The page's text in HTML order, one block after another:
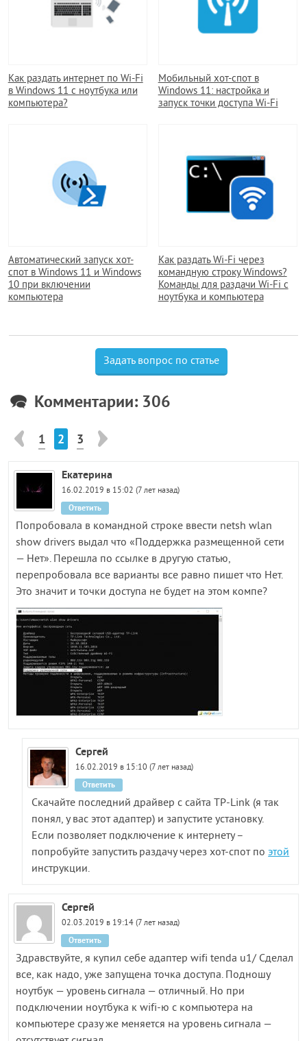
Как раздать интернет по Wi-Fi
в Windows 11 с ноутбука или
компьютера?
Мобильный хот-спот в
Windows 11: настройка и
запуск точки доступа Wi-Fi
Автоматический запуск хот-
спот в Windows 11 и Windows
10 при включении
компьютера
Как раздать Wi-Fi через
командную строку Windows?
Команды для раздачи Wi-Fi с
ноутбука и компьютера
Задать вопрос по статье
Комментарии: 306
1 2 3
Екатерина
16.02.2019 в 15:02 (7 лет назад)
Попробовала в командной строке ввести netsh wlan
show drivers выдал что «Поддержка размещенной сети
— Нет». Перешла по ссылке в другую статью,
перепробовала все варианты все равно пишет что Нет.
Это значит и точки доступа не будет на этом компе?
Ответить
Сергей
16.02.2019 в 15:10 (7 лет назад)
Скачайте последний драйвер с сайта TP-Link (я так
понял, у вас этот адаптер) и запустите установку.
Если позволяет подключение к интернету –
попробуйте запустить раздачу через хот-спот поэтой
инструкции.
Ответить
Сергей
02.03.2019 в 19:14 (7 лет назад)
Здравствуйте, я купил себе адаптер wifi tenda u1/ Сделал
все, как надо, уже запущена точка доступа. Подношу
ноутбук — уровень сигнала — отличный. Но при
подключении ноутбука к wifi-ю с компьютера на
компьютере сразу же меняется на уровень сигнала —
Ответить